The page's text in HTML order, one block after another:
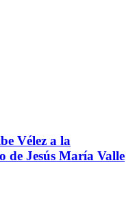
Vélez a la
de Jesús María Valle